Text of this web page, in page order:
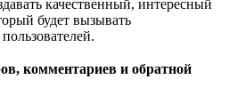
качественный, интересный
будет вызывать
комментариев и обратной